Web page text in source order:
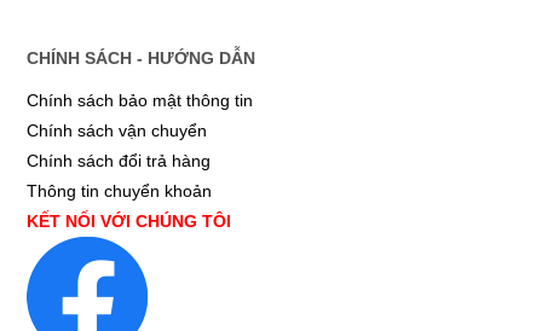
CHÍNH SÁCH - HƯỚNG DẪN
Chính sách bảo mật thông tin
Chính sách vận chuyển
Chính sách đổi trả hàng
Thông tin chuyển khoản
KẾT NỐI VỚI CHÚNG TÔI